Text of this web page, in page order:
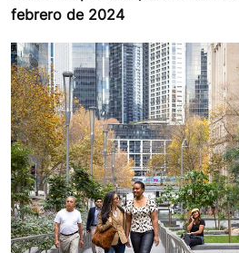
febrero de 2024